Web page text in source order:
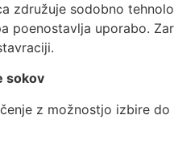
združuje sodobno
poenostavlja uporabo.
sokov
z možnostjo izbire